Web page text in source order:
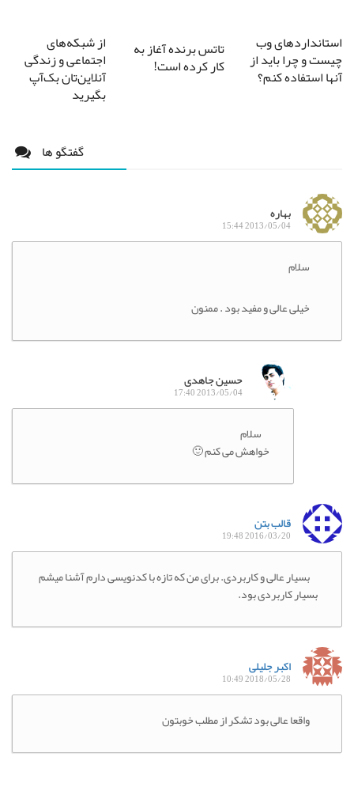
استانداردهای وب
چیست و چرا باید از
آنها استفاده کنم؟
تاتس برنده آغاز به
کار کرده است!
از شبکه‌های
اجتماعی و زندگی
آنلاین‌تان بک‌آپ
بگیرید
گفتگو ها
بهاره
2013/05/04 15:44
سلام
خیلی عالی و مفید بود . ممنون
حسین جاهدی
2013/05/04 17:40
سلام
خواهش می کنم 🙂
قالب بتن
2016/03/20 19:48
بسیار عالی و کاربردی. برای من که تازه با کدنویسی دارم آشنا میشم
بسیار کاربردی بود.
اکبر جلیلی
2018/05/28 10:49
واقعا عالی بود تشکر از مطلب خوبتون